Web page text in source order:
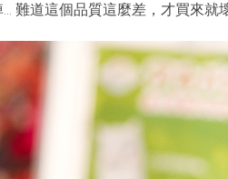
難道這個品質這麼差，才買來就